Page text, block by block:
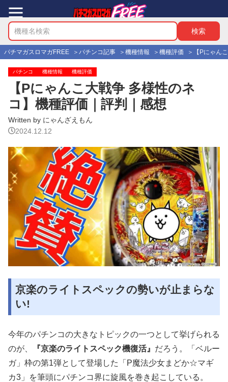
パチマガスロマガFREE パチンコ記事 機種情報 機種評価 【Pにゃん
パチンコ 機種情報 機種評価
【Pにゃんこ大戦争 多様性のネ
コ】機種評価｜評判｜感想
Written by にゃんざえもん
2024.12.12
京楽のライトスペックの勢いが止まらな
い!
今年のパチンコの大きなトピックの一つとして挙げられる
のが、
『京楽のライトスペック機復活』 だろう。「ベルー
ガ」枠の第1弾として登場した「P魔法少女まどか☆マギ
カ3」を筆頭にパチンコ界に旋風を巻き起こしている。